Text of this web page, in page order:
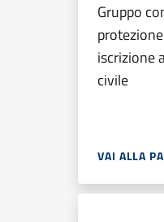
Gruppo
iscrizione
civile
VAI ALLA